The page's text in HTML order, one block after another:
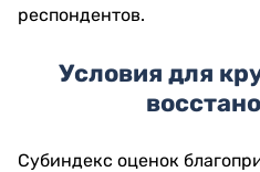
респондентов.
Условия для
Субиндекс оценок